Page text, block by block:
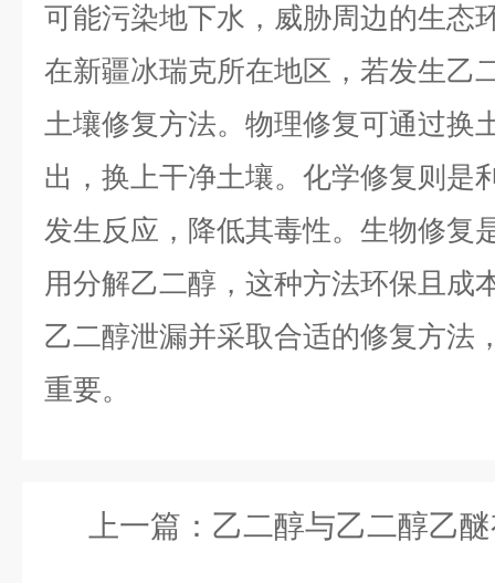
可能污染地下水，威胁周边的生态
在新疆冰瑞克所在地区，若发生乙
土壤修复方法。物理修复可通过换
出，换上干净土壤。化学修复则是
发生反应，降低其毒性。生物修复
用分解乙二醇，这种方法环保且成
乙二醇泄漏并采取合适的修复方法
重要。
上一篇： 乙二醇与乙二醇乙醚有什么